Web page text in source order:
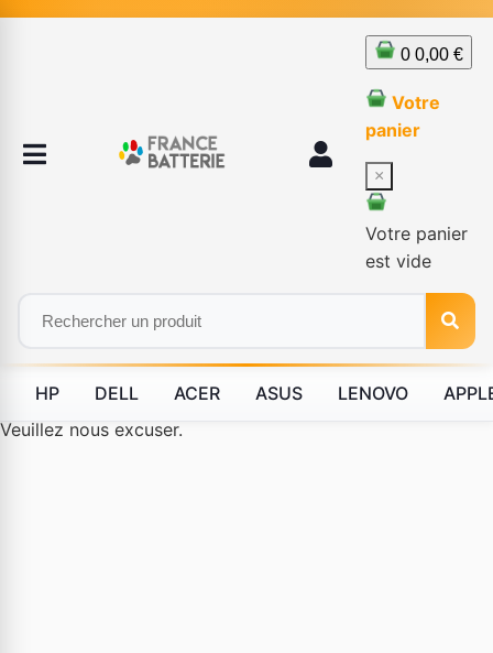
0 0,00 €
Votre
panier
×
Votre panier
est vide
HP DELL ACER ASUS LENOVO
Le produit #BLD--12232 n'est plus disponible à la vente.
Veuillez nous excuser.